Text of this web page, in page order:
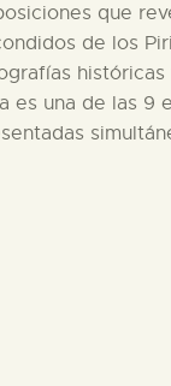
que
de los
históricas
es una de las 9